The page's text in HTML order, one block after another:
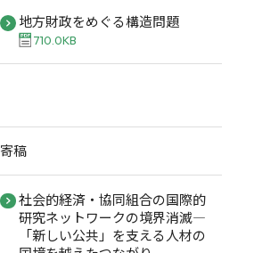
地方財政をめぐる構造問題
710.0KB
寄稿
社会的経済・協同組合の国際的
研究ネットワークの境界消滅―
「新しい公共」を支える人材の